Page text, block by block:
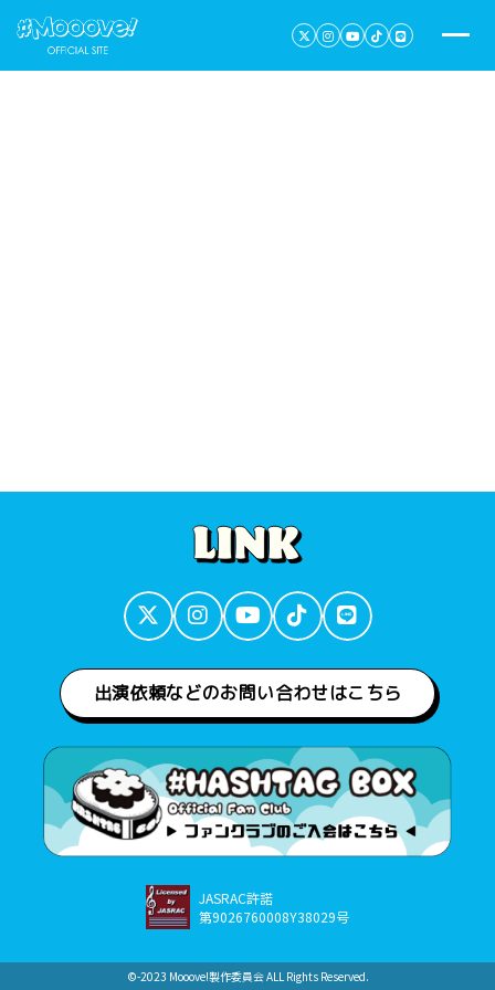
出演依頼などのお問い合わせはこちら
JASRAC許諾
第9026760008Y38029号
©︎-2023 Mooove!製作委員会 ALL Rights Reserved.